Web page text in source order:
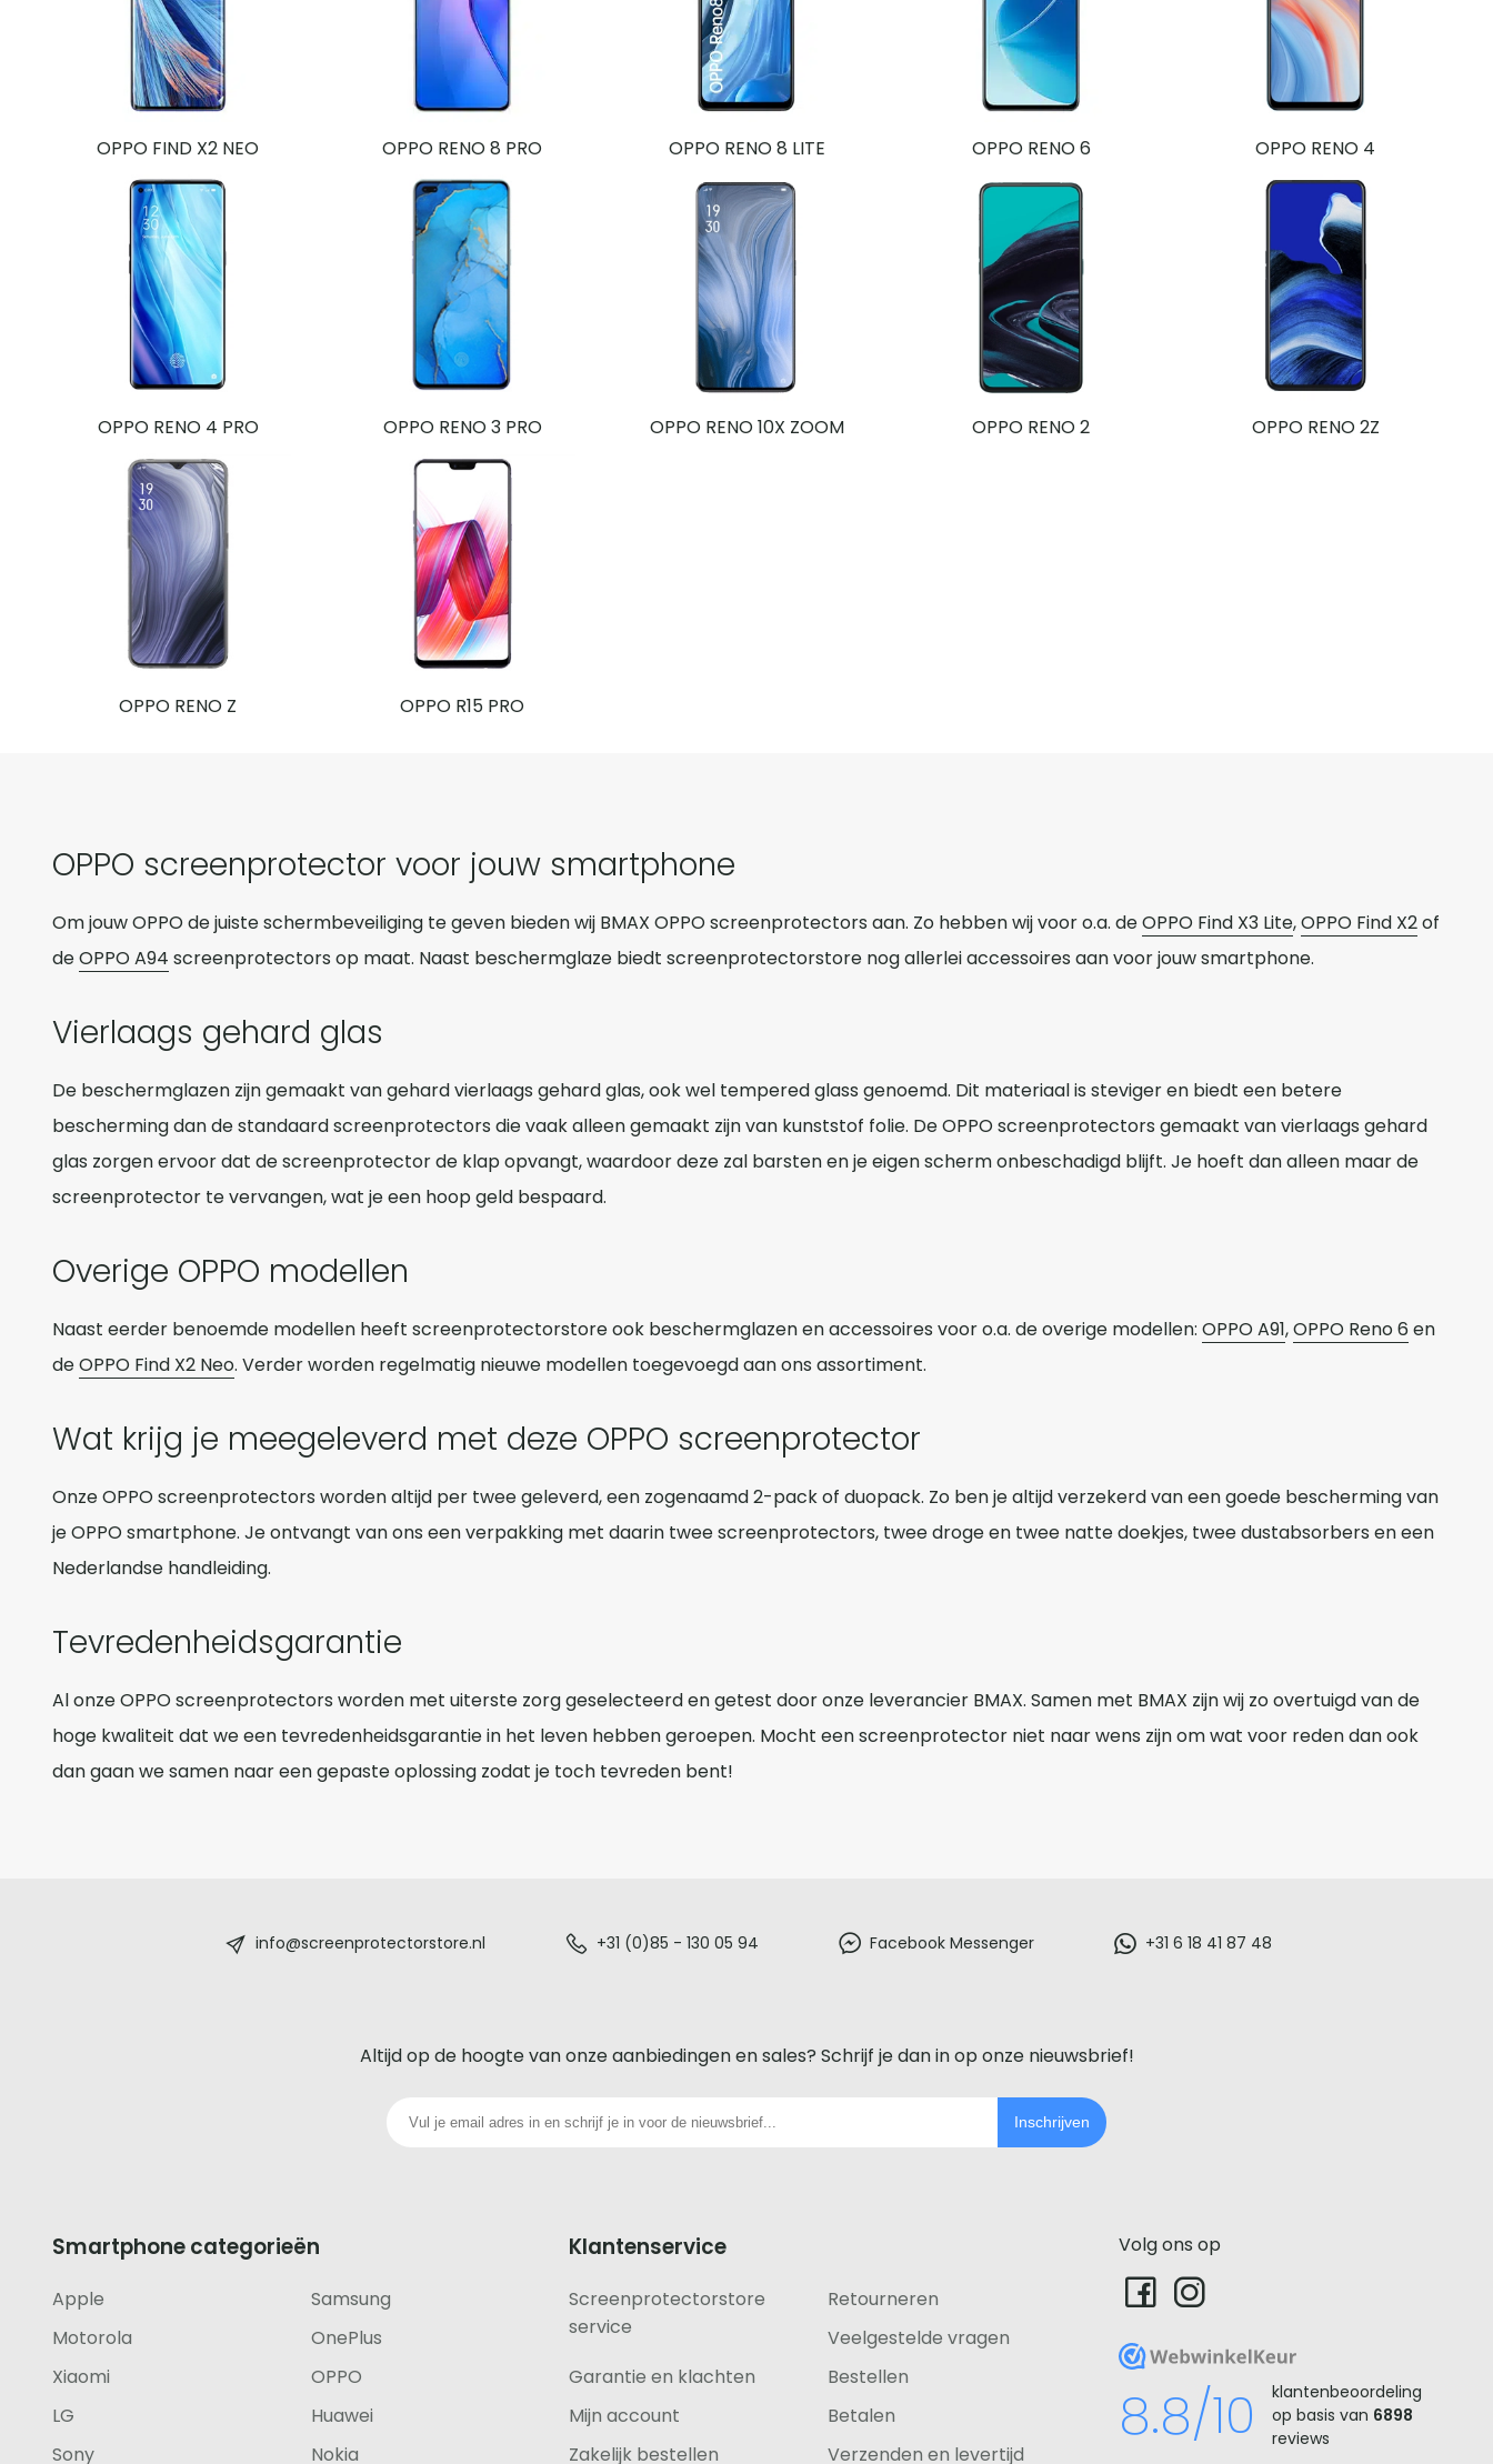
OPPO FIND X2 NEO OPPO RENO 8 PRO OPPO RENO 8 LITE OPPO RENO 6 OPPO RENO 4
OPPO RENO 4 PRO OPPO RENO 3 PRO OPPO RENO 10X ZOOM OPPO RENO 2 OPPO RENO 2Z
OPPO RENO Z OPPO R15 PRO
OPPO screenprotector voor jouw smartphone
Om jouw OPPO de juiste schermbeveiliging te geven bieden wij BMAX OPPO screenprotectors aan. Zo hebben wij voor o.a. deOPPO Find X3 Lite,OPPO Find X2of
deOPPO A94 screenprotectors op maat. Naast beschermglaze biedt screenprotectorstore nog allerlei accessoires aan voor jouw smartphone.
Vierlaags gehard glas
De beschermglazen zijn gemaakt van gehard vierlaags gehard glas, ook wel tempered glass genoemd. Dit materiaal is steviger en biedt een betere
bescherming dan de standaard screenprotectors die vaak alleen gemaakt zijn van kunststof folie. De OPPO screenprotectors gemaakt van vierlaags gehard
glas zorgen ervoor dat de screenprotector de klap opvangt, waardoor deze zal barsten en je eigen scherm onbeschadigd blijft. Je hoeft dan alleen maar de
screenprotector te vervangen, wat je een hoop geld bespaard.
Overige OPPO modellen
Naast eerder benoemde modellen heeft screenprotectorstore ook beschermglazen en accessoires voor o.a. de overige modellen: OPPO A91,OPPO Reno 6 en
deOPPO Find X2 Neo. Verder worden regelmatig nieuwe modellen toegevoegd aan ons assortiment.
Wat krijg je meegeleverd met deze OPPO screenprotector
Onze OPPO screenprotectors worden altijd per twee geleverd, een zogenaamd 2-pack of duopack. Zo ben je altijd verzekerd van een goede bescherming van
je OPPO smartphone. Je ontvangt van ons een verpakking met daarin twee screenprotectors, twee droge en twee natte doekjes, twee dustabsorbers en een
Nederlandse handleiding.
Tevredenheidsgarantie
Al onze OPPO screenprotectors worden met uiterste zorg geselecteerd en getest door onze leverancier BMAX. Samen met BMAX zijn wij zo overtuigd van de
hoge kwaliteit dat we een tevredenheidsgarantie in het leven hebben geroepen. Mocht een screenprotector niet naar wens zijn om wat voor reden dan ook
dan gaan we samen naar een gepaste oplossing zodat je toch tevreden bent!
iedere
telefoon
footer
info@screenprotectorstore.nl +31 (0)85 - 130 05 94 Facebook Messenger +31 6 18 41 87 48
Altijd op de hoogte van onze aanbiedingen en sales? Schrijf je dan in op onze nieuwsbrief!
Inschrijven
Smartphone categorieën
Apple
Samsung
Motorola
OnePlus
Xiaomi
OPPO
LG
Huawei
Sony
Nokia
Klantenservice
Screenprotectorstore
service
Retourneren
Veelgestelde vragen
Garantie en klachten
Bestellen
Mijn account
Betalen
Zakelijk bestellen
Verzenden en levertijd
Volg ons op
WebwinkelKeur
8.8/10
klantenbeoordeling
op basis van 6898
reviews